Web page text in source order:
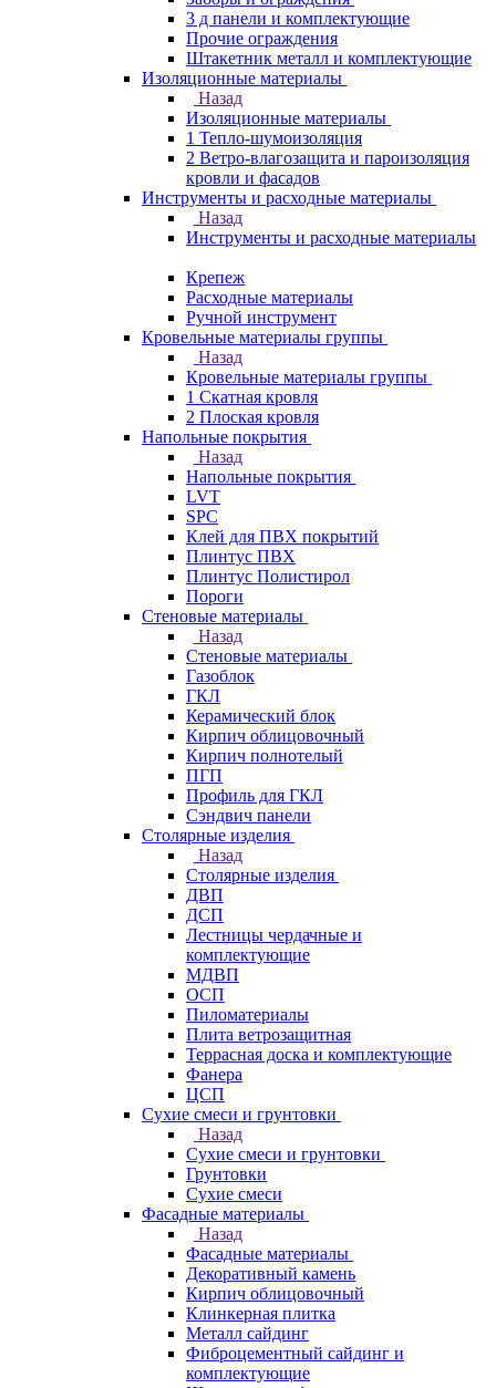
3 д панели и комплектующие
Прочие ограждения
Штакетник металл и комплектующие
Изоляционные материалы
Назад
Изоляционные материалы
1 Тепло-шумоизоляция
2 Ветро-влагозащита и пароизоляция
кровли и фасадов
Инструменты и расходные материалы
Назад
Инструменты и расходные материалы
Крепеж
Расходные материалы
Ручной инструмент
Кровельные материалы группы
Назад
Кровельные материалы группы
1 Скатная кровля
2 Плоская кровля
Напольные покрытия
Назад
Напольные покрытия
LVT
SPC
Клей для ПВХ покрытий
Плинтус ПВХ
Плинтус Полистирол
Пороги
Стеновые материалы
Назад
Стеновые материалы
Газоблок
ГКЛ
Керамический блок
Кирпич облицовочный
Кирпич полнотелый
ПГП
Профиль для ГКЛ
Сэндвич панели
Столярные изделия
Назад
Столярные изделия
ДВП
ДСП
Лестницы чердачные и
комплектующие
МДВП
ОСП
Пиломатериалы
Плита ветрозащитная
Террасная доска и комплектующие
Фанера
ЦСП
Сухие смеси и грунтовки
Назад
Сухие смеси и грунтовки
Грунтовки
Сухие смеси
Фасадные материалы
Назад
Фасадные материалы
Декоративный камень
Кирпич облицовочный
Клинкерная плитка
Металл сайдинг
Фиброцементный сайдинг и
комплектующие